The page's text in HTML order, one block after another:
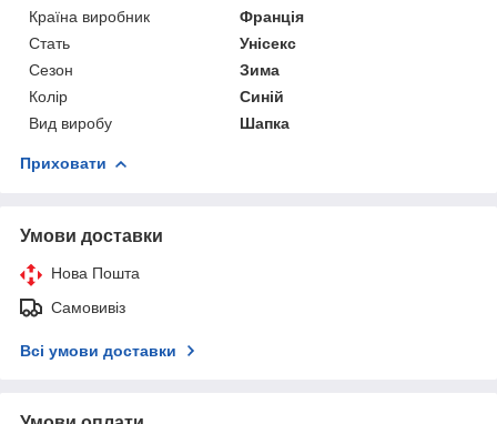
Країна виробник
Франція
Стать
Унісекс
Сезон
Зима
Колір
Синій
Вид виробу
Шапка
Приховати
Умови доставки
Нова Пошта
Самовивіз
Всі умови доставки